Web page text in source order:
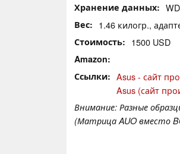
Хранение данных
Вес 1.46 килогр.,
Стоимость 1500 USD
Amazon
Ссылки
Asus - сайт
Asus (сайт
Внимание: Разные
(Матрица AUO вместо